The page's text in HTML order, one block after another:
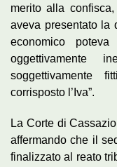
merito alla
aveva presentato la
economico
oggettivamente
soggettivamente
corrisposto l’Iva”.
La Corte di
affermando che il
finalizzato al reato